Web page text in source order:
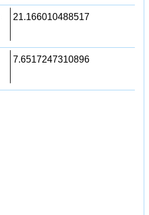
21.166010488517
7.6517247310896